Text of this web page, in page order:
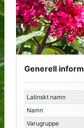
Generell
Latinskt namn
Namn
Varugruppe